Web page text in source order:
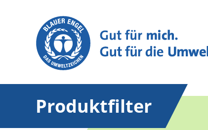
Produktfilter